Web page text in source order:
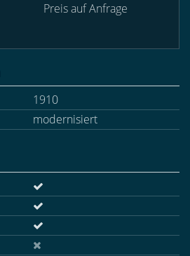
Preis auf Anfrage
1910
modernisiert